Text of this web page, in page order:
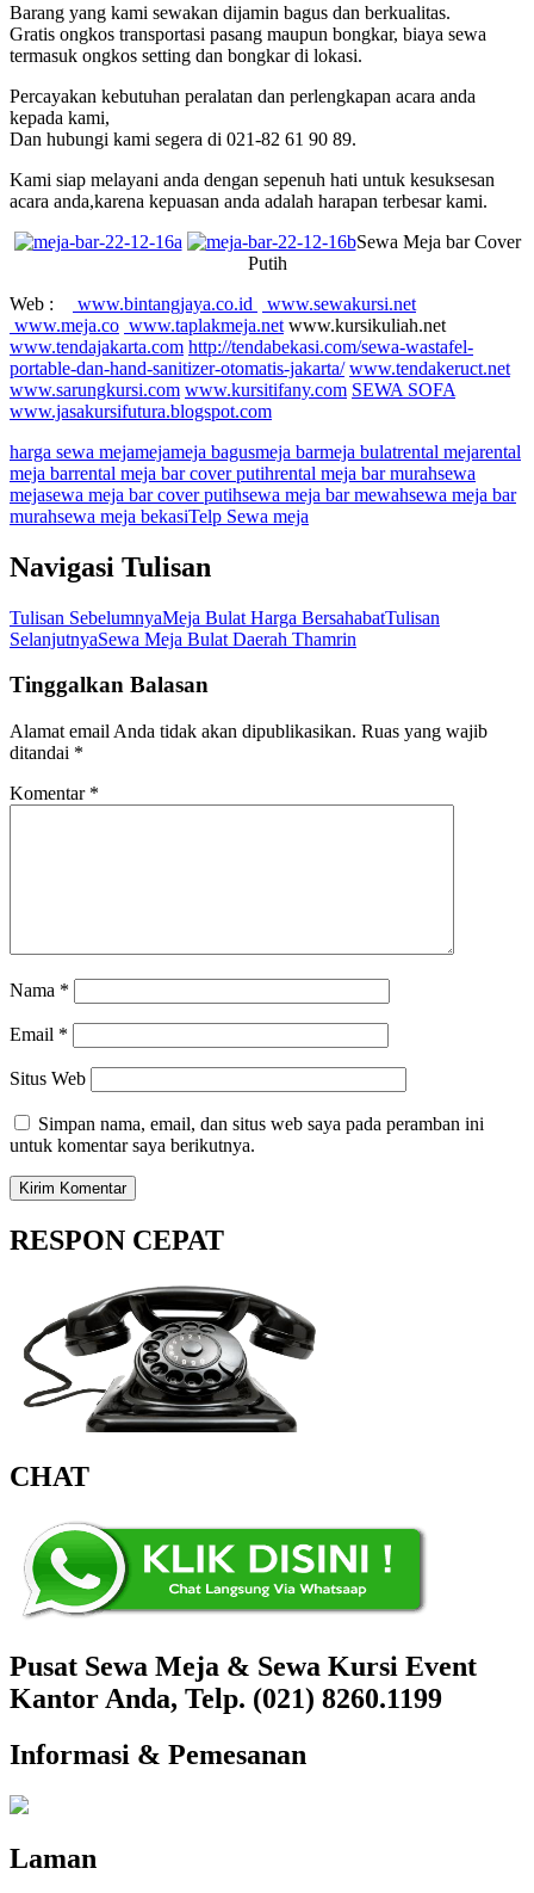
Barang yang kami sewakan dijamin bagus dan berkualitas.
Gratis ongkos transportasi pasang maupun bongkar, biaya sewa
termasuk ongkos setting dan bongkar di lokasi.
Percayakan kebutuhan peralatan dan perlengkapan acara anda
kepada kami,
Dan hubungi kami segera di 021-82 61 90 89.
Kami siap melayani anda dengan sepenuh hati untuk kesuksesan
acara anda,karena kepuasan anda adalah harapan terbesar kami.
Sewa Meja bar Cover
Putih
Web :
www.bintangjaya.co.id
www.sewakursi.net
www.meja.co www.taplakmeja.net www.kursikuliah.net
www.tendajakarta.com http://tendabekasi.com/sewa-wastafel-
portable-dan-hand-sanitizer-otomatis-jakarta/ www.tendakeruct.net
www.sarungkursi.com www.kursitifany.com SEWA SOFA
www.jasakursifutura.blogspot.com
harga sewa mejamejameja bagusmeja barmeja bulatrental mejarental
meja barrental meja bar cover putihrental meja bar murahsewa
mejasewa meja bar cover putihsewa meja bar mewahsewa meja bar
murahsewa meja bekasiTelp Sewa meja
Navigasi Tulisan
Tulisan SebelumnyaMeja Bulat Harga BersahabatTulisan
SelanjutnyaSewa Meja Bulat Daerah Thamrin
Tinggalkan Balasan
Alamat email Anda tidak akan dipublikasikan. Ruas yang wajib
ditandai *
Komentar *
Nama *
Email *
Situs Web
Simpan nama, email, dan situs web saya pada peramban ini
untuk komentar saya berikutnya.
RESPON CEPAT
CHAT
Pusat Sewa Meja & Sewa Kursi Event
Kantor Anda, Telp. (021) 8260.1199
Informasi & Pemesanan
Laman